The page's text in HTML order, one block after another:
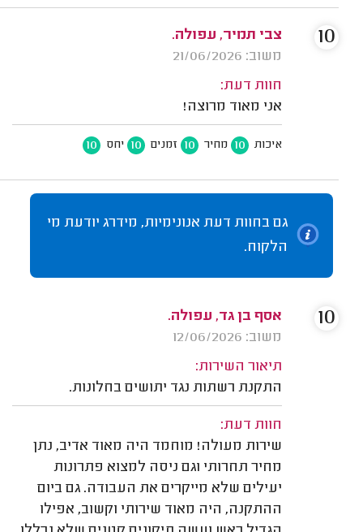
צבי תמיר, עפולה.
משוב: 21/06/2026
חוות דעת:
אני מאוד מרוצה!
איכות 10 מחיר 10 זמנים 10 יחס 10
10
גם בחוות דעת אנונימיות, מידרג יודעת מי
הלקוח.
אסף בן גד, עפולה.
משוב: 12/06/2026
תיאור השירות:
התקנת רשתות נגד יתושים בחלונות.
חוות דעת:
שירות מעולה! מוחמד היה מאוד אדיב, נתן
מחיר תחרותי וגם ניסה למצוא פתרונות
יעילים שלא מייקרים את העבודה. גם ביום
ההתקנה, היה מאוד שירותי וקשוב, אפילו
10